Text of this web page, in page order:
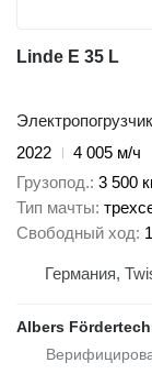
Linde E 35 L
Электропогрузчик
2022
4 005 м/ч
Грузопод. 3 500
Тип мачты
Свободный ход
Германия,
Albers